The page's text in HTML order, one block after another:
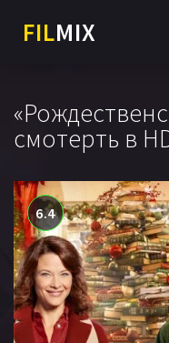
FILMIX
смотерть в
6.4